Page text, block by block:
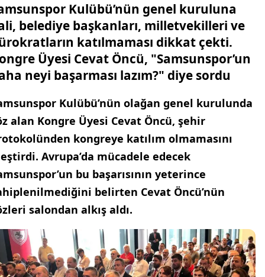
Kulübü’nün genel kuruluna
belediye başkanları, milletvekilleri ve
katılmaması dikkat çekti.
Üyesi Cevat Öncü, "Samsunspor’un
neyi başarması lazım?" diye sordu
Kulübü’nün olağan genel kurulunda
alan Kongre Üyesi Cevat Öncü, şehir
kongreye katılım olmamasını
Avrupa’da mücadele edecek
bu başarısının yeterince
belirten Cevat Öncü’nün
salondan alkış aldı.